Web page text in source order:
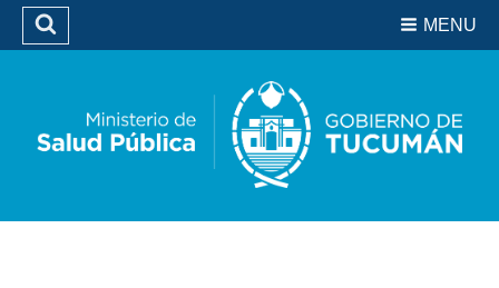
Biblioteca
MENU
Buscar